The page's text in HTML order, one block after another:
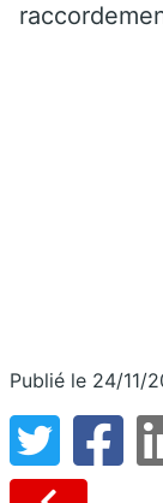
Publié le 24/11/